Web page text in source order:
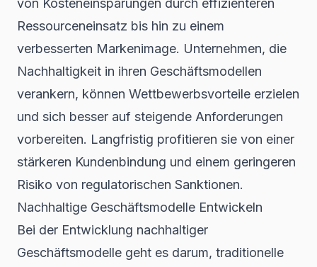
von Kosteneinsparungen durch effizienteren
Ressourceneinsatz bis hin zu einem
verbesserten Markenimage. Unternehmen, die
Nachhaltigkeit in ihren Geschäftsmodellen
verankern, können Wettbewerbsvorteile erzielen
und sich besser auf steigende Anforderungen
vorbereiten. Langfristig profitieren sie von einer
stärkeren Kundenbindung und einem geringeren
Risiko von regulatorischen Sanktionen.
Nachhaltige Geschäftsmodelle Entwickeln
Bei der Entwicklung nachhaltiger
Geschäftsmodelle geht es darum, traditionelle